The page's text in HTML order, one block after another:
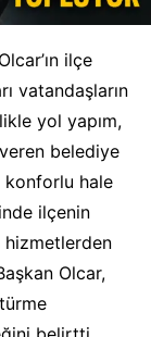
ilçe
vatandaşların
yol yapım,
belediye
konforlu hale
ilçenin
hizmetlerden
Olcar,